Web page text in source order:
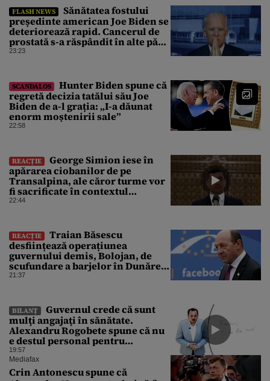
FLASH NEWS
Sănătatea fostului
președinte american Joe Biden se
deteriorează rapid. Cancerul de
prostată s-a răspândit în alte părți
ale corpului
23:23
SCANDALOS
Hunter Biden spune că
regretă decizia tatălui său Joe
Biden de a-l grația: „I-a dăunat
enorm moștenirii sale”
22:58
REACȚIE
George Simion iese în
apărarea ciobanilor de pe
Transalpina, ale căror turme vor
fi sacrificate în contextul
focarului de variolă ovină
22:44
REACȚIE
Traian Băsescu
desființează operațiunea
guvernului demis, Bolojan, de
scufundare a barjelor în Dunăre:
„Este o improvizație”
21:37
BILANȚ
Guvernul crede că sunt
mulţi angajaţi în sănătate.
Alexandru Rogobete spune că nu
e destul personal pentru
combaterea infecţiilor
nosocomiale
19:57
Mediafax
Crin Antonescu spune că